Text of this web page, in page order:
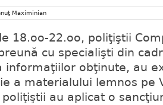
Maximinian
18.oo-22.oo, poliţiştii
cu specialişti din
informaţiilor obţinute, au
a materialului lemnos pe
poliţiştii au aplicat o